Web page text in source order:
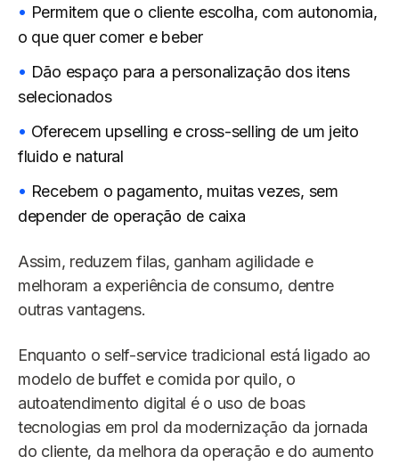
Permitem que o cliente escolha, com autonomia,
o que quer comer e beber
Dão espaço para a personalização dos itens
selecionados
Oferecem upselling e cross-selling de um jeito
fluido e natural
Recebem o pagamento, muitas vezes, sem
depender de operação de caixa
Assim, reduzem filas, ganham agilidade e
melhoram a experiência de consumo, dentre
outras vantagens.
Enquanto o self-service tradicional está ligado ao
modelo de buffet e comida por quilo, o
autoatendimento digital é o uso de boas
tecnologias em prol da modernização da jornada
do cliente, da melhora da operação e do aumento